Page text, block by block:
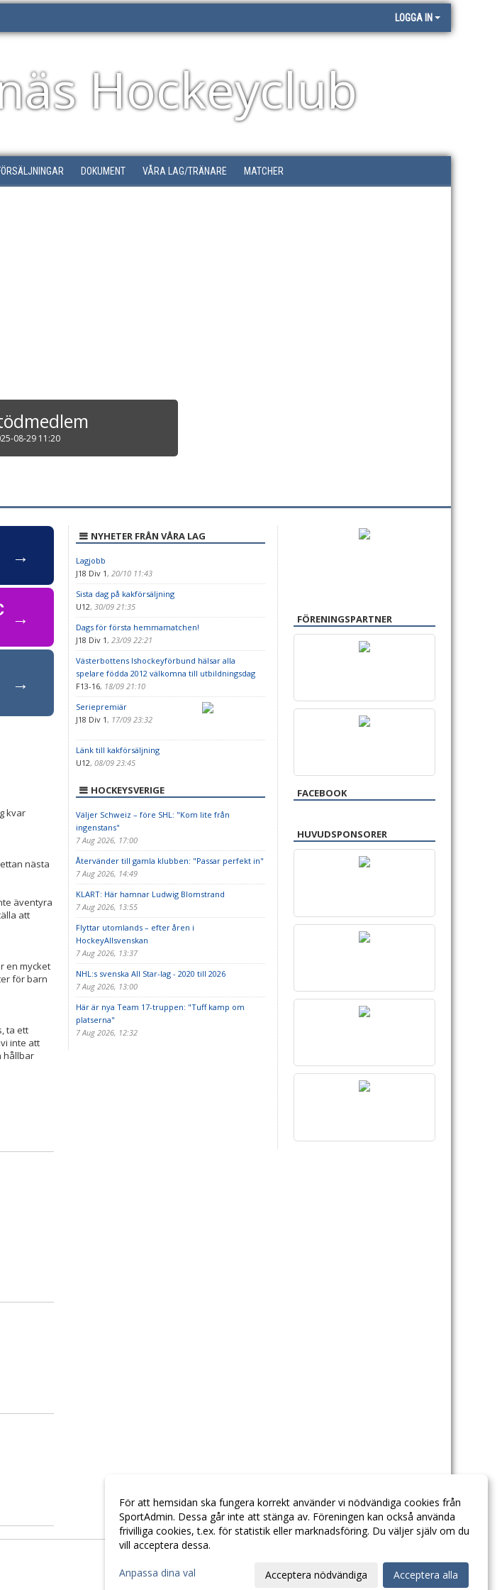
LOGGA IN
Hockeyclub
DOKUMENT VÅRA LAG/TRÄNARE MATCHER
08-29 11:20
→
→
→
kvar
nästa
äventyra
att
en mycket
för barn
ta ett
inte att
hållbar
NYHETER FRÅN VÅRA LAG
Lagjobb
J18 Div 1, 20/10 11:43
Sista dag på kakförsäljning
U12, 30/09 21:35
Dags för första hemmamatchen!
J18 Div 1, 23/09 22:21
Västerbottens Ishockeyförbund hälsar alla
spelare födda 2012 välkomna till utbildningsdag
F13-16, 18/09 21:10
Seriepremiär
J18 Div 1, 17/09 23:32
Länk till kakförsäljning
U12, 08/09 23:45
HOCKEYSVERIGE
Väljer Schweiz – före SHL: "Kom lite från
ingenstans"
7 Aug 2026, 17:00
Återvänder till gamla klubben: "Passar perfekt in"
7 Aug 2026, 14:49
KLART: Här hamnar Ludwig Blomstrand
7 Aug 2026, 13:55
Flyttar utomlands – efter åren i
HockeyAllsvenskan
7 Aug 2026, 13:37
NHL:s svenska All Star-lag - 2020 till 2026
7 Aug 2026, 13:00
Här är nya Team 17-truppen: "Tuff kamp om
platserna"
7 Aug 2026, 12:32
FÖRENINGSPARTNER
FACEBOOK
HUVUDSPONSORER
För att hemsidan ska fungera korrekt använder vi nödvändiga cookies från
SportAdmin. Dessa går inte att stänga av. Föreningen kan också använda
frivilliga cookies, t.ex. för statistik eller marknadsföring. Du väljer själv om du
vill acceptera dessa.
Anpassa dina val Acceptera nödvändiga Acceptera alla